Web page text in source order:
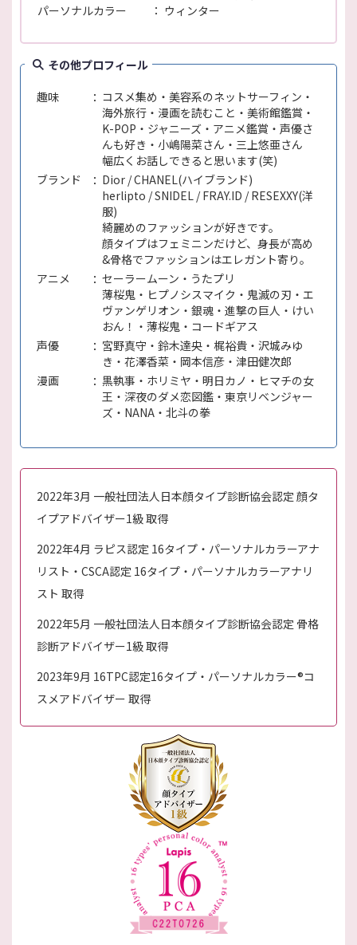
パーソナルカラー
ウィンター
その他プロフィール
趣味
コスメ集め・美容系のネットサーフィン・
海外旅行・漫画を読むこと・美術館鑑賞・
K-POP・ジャニーズ・アニメ鑑賞・声優さ
んも好き・小嶋陽菜さん・三上悠亜さん
幅広くお話しできると思います(笑)
ブランド
Dior / CHANEL(ハイブランド)
herlipto / SNIDEL / FRAY.ID / RESEXXY(洋
服)
綺麗めのファッションが好きです。
顔タイプはフェミニンだけど、身長が高め
&骨格でファッションはエレガント寄り。
アニメ
セーラームーン・うたプリ
薄桜鬼・ヒプノシスマイク・鬼滅の刃・エ
ヴァンゲリオン・銀魂・進撃の巨人・けい
おん！・薄桜鬼・コードギアス
声優
宮野真守・鈴木達央・梶裕貴・沢城みゆ
き・花澤香菜・岡本信彦・津田健次郎
漫画
黒執事・ホリミヤ・明日カノ・ヒマチの女
王・深夜のダメ恋図鑑・東京リベンジャー
ズ・NANA・北斗の拳
2022年3月 一般社団法人日本顔タイプ診断協会認定 顔タ
イプアドバイザー1級 取得
2022年4月 ラピス認定 16タイプ・パーソナルカラーアナ
リスト・CSCA認定 16タイプ・パーソナルカラーアナリ
スト 取得
2022年5月 一般社団法人日本顔タイプ診断協会認定 骨格
診断アドバイザー1級 取得
2023年9月 16TPC認定16タイプ・パーソナルカラー®︎コ
スメアドバイザー 取得